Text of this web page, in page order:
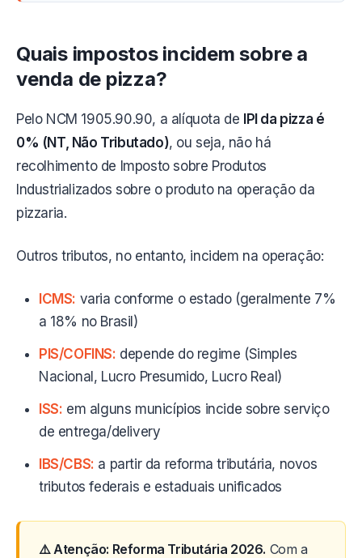
Quais impostos incidem sobre a
venda de pizza?
Pelo NCM 1905.90.90, a alíquota de IPI da pizza é
0% (NT, Não Tributado), ou seja, não há
recolhimento de Imposto sobre Produtos
Industrializados sobre o produto na operação da
pizzaria.
Outros tributos, no entanto, incidem na operação:
ICMS: varia conforme o estado (geralmente 7%
a 18% no Brasil)
PIS/COFINS: depende do regime (Simples
Nacional, Lucro Presumido, Lucro Real)
ISS: em alguns municípios incide sobre serviço
de entrega/delivery
IBS/CBS: a partir da reforma tributária, novos
tributos federais e estaduais unificados
⚠️ Atenção: Reforma Tributária 2026. Com a